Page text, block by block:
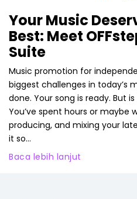
Your Music
Best: Meet
Suite
Music promotion for
biggest challenges in today’s
done. Your song is ready. But
You’ve spent hours or maybe
producing, and mixing your
it so...
Baca lebih lanjut